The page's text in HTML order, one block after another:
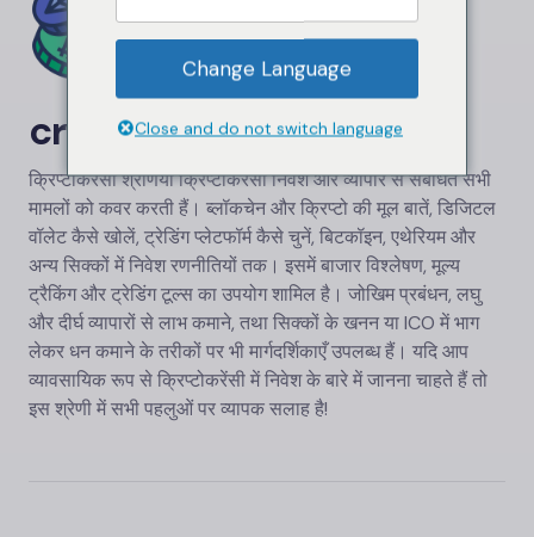
cryptocurrency
क्रिप्टोकरेंसी श्रेणियां क्रिप्टोकरेंसी निवेश और व्यापार से संबंधित सभी
मामलों को कवर करती हैं। ब्लॉकचेन और क्रिप्टो की मूल बातें, डिजिटल
वॉलेट कैसे खोलें, ट्रेडिंग प्लेटफॉर्म कैसे चुनें, बिटकॉइन, एथेरियम और
अन्य सिक्कों में निवेश रणनीतियों तक। इसमें बाजार विश्लेषण, मूल्य
ट्रैकिंग और ट्रेडिंग टूल्स का उपयोग शामिल है। जोखिम प्रबंधन, लघु
और दीर्घ व्यापारों से लाभ कमाने, तथा सिक्कों के खनन या ICO में भाग
लेकर धन कमाने के तरीकों पर भी मार्गदर्शिकाएँ उपलब्ध हैं। यदि आप
व्यावसायिक रूप से क्रिप्टोकरेंसी में निवेश के बारे में जानना चाहते हैं तो
इस श्रेणी में सभी पहलुओं पर व्यापक सलाह है!
Change Language
Close and do not switch language